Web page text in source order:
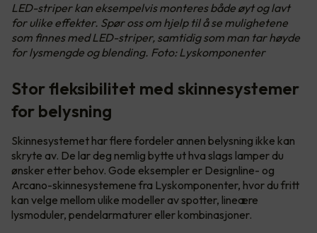
LED-striper kan eksempelvis monteres både øyt og lavt
for ulike effekter. Spør oss om hjelp til å se mulighetene
som finnes med LED-striper, samtidig som man tar høyde
for lysmengde og blending. Foto: Lyskomponenter
Stor fleksibilitet med skinnesystemer
for belysning
Skinnesystemet har flere fordeler annen belysning ikke kan
skryte av. De lar deg nemlig bytte ut hva slags lamper du
ønsker etter behov. Gode eksempler er Designline- og
Arcano-skinnesystemene fra Lyskomponenter, hvor du fritt
kan velge mellom ulike modeller av spotter, lineære
lysmoduler, pendelarmaturer eller kombinasjoner.